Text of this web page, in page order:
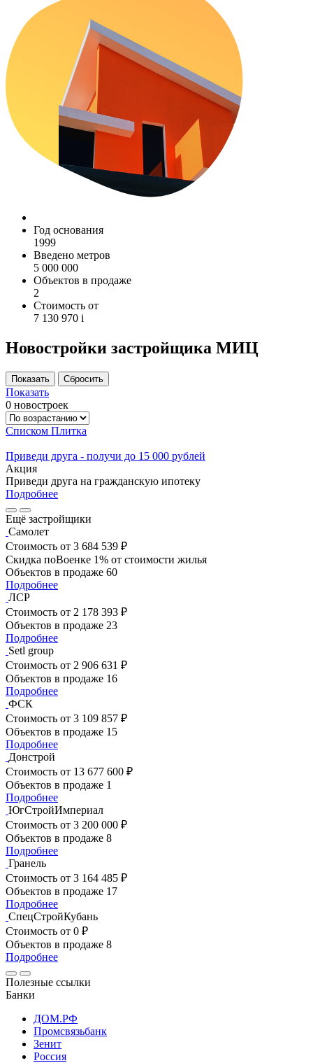
Год основания
1999
Введено метров
5 000 000
Объектов в продаже
2
Стоимость от
7 130 970 i
Новостройки застройщика МИЦ
Показать
0 новостроек
Списком Плитка
Приведи друга - получи до 15 000 рублей
Акция
Приведи друга на гражданскую ипотеку
Подробнее
Ещё застройщики
Самолет
Стоимость от 3 684 539 ₽
Скидка поВоенке 1% от стоимости жилья
Объектов в продаже 60
Подробнее
ЛСР
Стоимость от 2 178 393 ₽
Объектов в продаже 23
Подробнее
Setl group
Стоимость от 2 906 631 ₽
Объектов в продаже 16
Подробнее
ФСК
Стоимость от 3 109 857 ₽
Объектов в продаже 15
Подробнее
Донстрой
Стоимость от 13 677 600 ₽
Объектов в продаже 1
Подробнее
ЮгСтройИмпериал
Стоимость от 3 200 000 ₽
Объектов в продаже 8
Подробнее
Гранель
Стоимость от 3 164 485 ₽
Объектов в продаже 17
Подробнее
СпецСтройКубань
Стоимость от 0 ₽
Объектов в продаже 8
Подробнее
Полезные ссылки
Банки
ДОМ.РФ
Промсвязьбанк
Зенит
Россия